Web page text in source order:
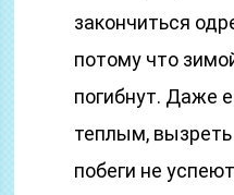
закончиться
потому что
погибнут. Даже
теплым,
побеги не